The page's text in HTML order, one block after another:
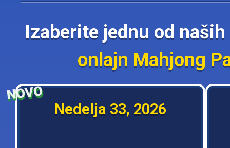
Izaberite jednu od
onlajn Mahjong
NOVO
Nedelja 33, 2026